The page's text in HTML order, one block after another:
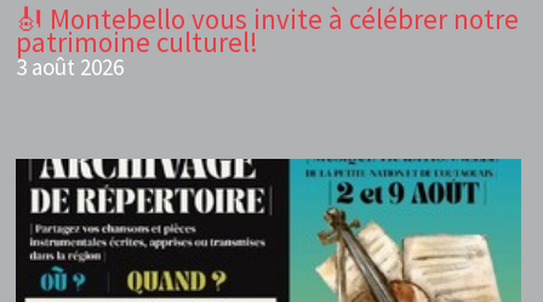
🎻 Montebello vous invite à célébrer notre
patrimoine culturel!
3 août 2026